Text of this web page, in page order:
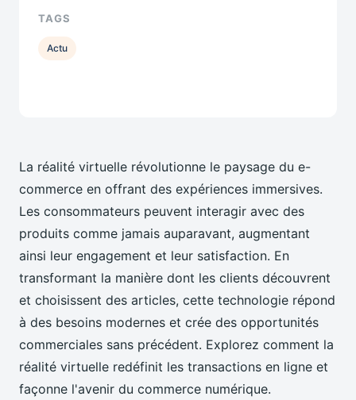
La réalité virtuelle révolutionne le paysage du e-
commerce en offrant des expériences immersives.
Les consommateurs peuvent interagir avec des
produits comme jamais auparavant, augmentant
ainsi leur engagement et leur satisfaction. En
transformant la manière dont les clients découvrent
et choisissent des articles, cette technologie répond
à des besoins modernes et crée des opportunités
commerciales sans précédent. Explorez comment la
réalité virtuelle redéfinit les transactions en ligne et
façonne l'avenir du commerce numérique.
TAGS
Actu